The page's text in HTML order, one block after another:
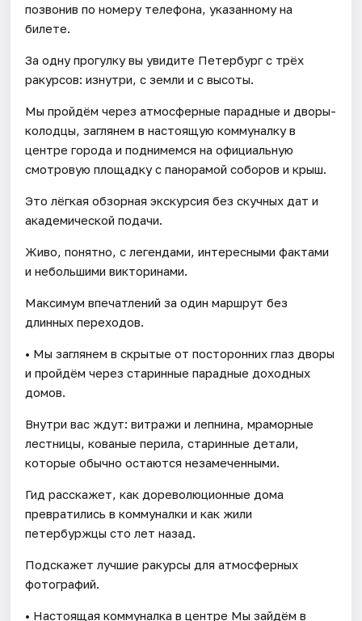
позвонив по номеру телефона, указанному на
билете.
За одну прогулку вы увидите Петербург с трёх
ракурсов: изнутри, с земли и с высоты.
Мы пройдём через атмосферные парадные и дворы-
колодцы, заглянем в настоящую коммуналку в
центре города и поднимемся на официальную
смотровую площадку с панорамой соборов и крыш.
Это лёгкая обзорная экскурсия без скучных дат и
академической подачи.
Живо, понятно, с легендами, интересными фактами
и небольшими викторинами.
Максимум впечатлений за один маршрут без
длинных переходов.
• Мы заглянем в скрытые от посторонних глаз дворы
и пройдём через старинные парадные доходных
домов.
Внутри вас ждут: витражи и лепнина, мраморные
лестницы, кованые перила, старинные детали,
которые обычно остаются незамеченными.
Гид расскажет, как дореволюционные дома
превратились в коммуналки и как жили
петербуржцы сто лет назад.
Подскажет лучшие ракурсы для атмосферных
фотографий.
• Настоящая коммуналка в центре Мы зайдём в